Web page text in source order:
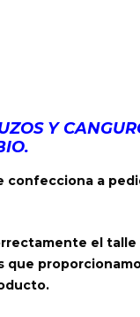
Y
confecciona a
el talle
que